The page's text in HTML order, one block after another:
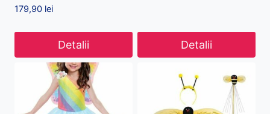
179,90 lei
Detalii Detalii